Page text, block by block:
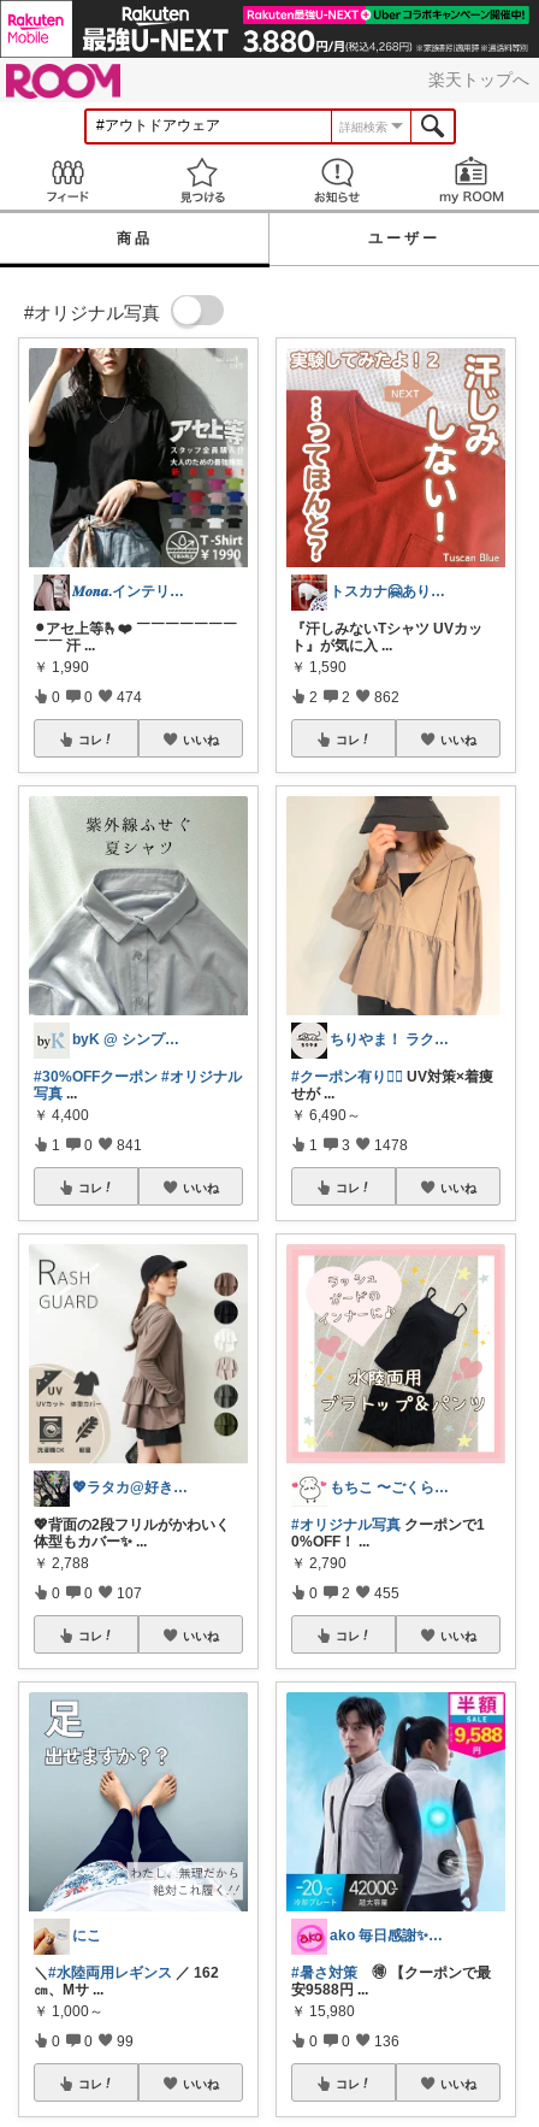
楽天トップへ
詳細検索
見つける お知らせ
商品 ユーザー
#オリジナル写真
𝑴𝒐𝒏𝒂.インテリア￤暮らし
⚫︎アセ上等🫰❤️ ￣￣￣￣￣￣￣
￣￣ 汗 ...
￥ 1,990
0 0 474
コレ いいね
byK @ シンプル好き
#30%OFFクーポン #オリジナル
写真 ...
￥ 4,400
1 0 841
コレ いいね
💖ラタカ@好きなもので暮らしたい💖
💖背面の2段フリルがかわいく
体型もカバー✨ ...
￥ 2,788
0 0 107
コレ いいね
にこ
＼ #水陸両用レギンス ／ 162
㎝、Mサ ...
￥ 1,000～
0 0 99
コレ いいね
トスカナ🤗ありがとうございます💕
『汗しみないTシャツ UVカッ
ト』が気に入 ...
￥ 1,590
2 2 862
コレ いいね
ちりやま！ ラク×便利グッズ🫧
#クーポン有り❤️‍🔥 UV対策×着痩
せが ...
￥ 6,490～
1 3 1478
コレ いいね
もちこ 〜ごくらく＆かわいい生活♪
#オリジナル写真 クーポンで1
0%OFF！ ...
￥ 2,790
0 2 455
コレ いいね
ako 毎日感謝✨今月もよろしくです☺️
#暑さ対策 🉐 【クーポンで最
安9588円 ...
￥ 15,980
0 0 136
コレ いいね